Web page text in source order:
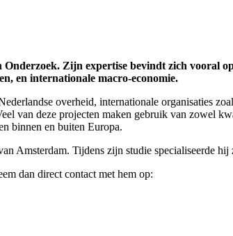
Zijn expertise bevindt zich
en internationale macro-economie.
overheid, internationale organisaties
van deze projecten maken gebruik van zowel
binnen en buiten Europa.
Amsterdam. Tijdens zijn studie specialiseerde
dan direct contact met hem op: